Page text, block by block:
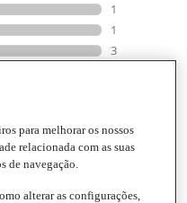
para melhorar os nossos
relacionada com as suas
de navegação.
alterar as configurações,